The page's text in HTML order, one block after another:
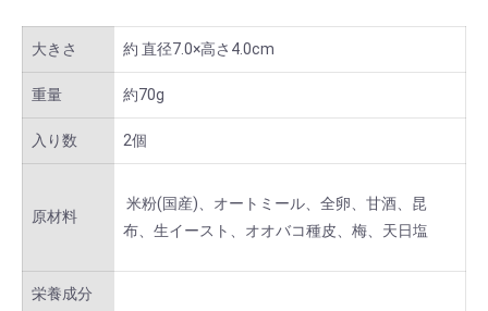
大きさ 約 直径7.0×高さ4.0cm
重量 約70g
入り数 2個
原材料
米粉(国産)、オートミール、全卵、甘酒、昆
布、生イースト、オオバコ種皮、梅、天日塩
栄養成分